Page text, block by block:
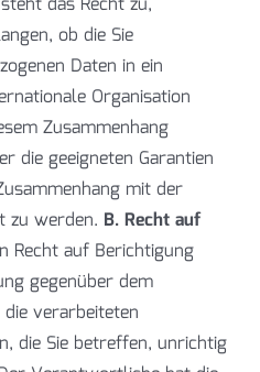
ob die Sie
Daten in ein
Organisation
Zusammenhang
die geeigneten Garantien
mit der
zu werden. B. Recht auf
Recht auf Berichtigung
gegenüber dem
verarbeiteten
die Sie betreffen, unrichtig